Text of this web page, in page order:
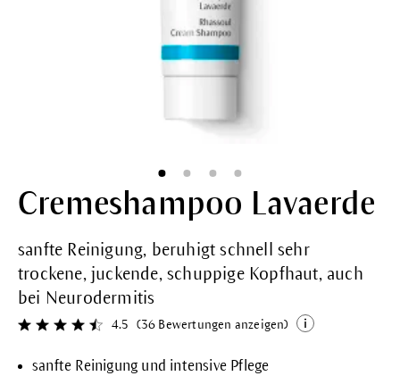
Cremeshampoo Lavaerde
sanfte Reinigung, beruhigt schnell sehr
trockene, juckende, schuppige Kopfhaut, auch
bei Neurodermitis
Durchschnittliche Bewertung von 4.5 von 5 Sternen
4.5 (36 Bewertungen anzeigen)
sanfte Reinigung und intensive Pflege